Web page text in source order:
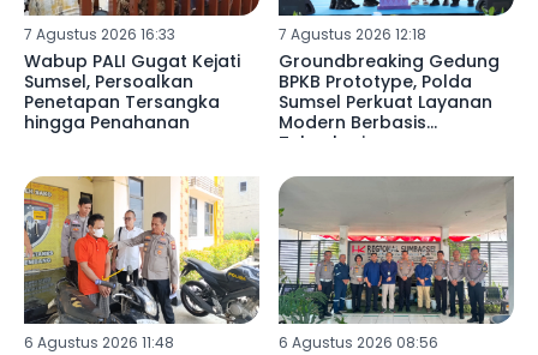
7 Agustus 2026 16:33
Wabup PALI Gugat Kejati
Sumsel, Persoalkan
Penetapan Tersangka
hingga Penahanan
7 Agustus 2026 12:18
Groundbreaking Gedung
BPKB Prototype, Polda
Sumsel Perkuat Layanan
Modern Berbasis
Teknologi
6 Agustus 2026 11:48 6 Agustus 2026 08:56